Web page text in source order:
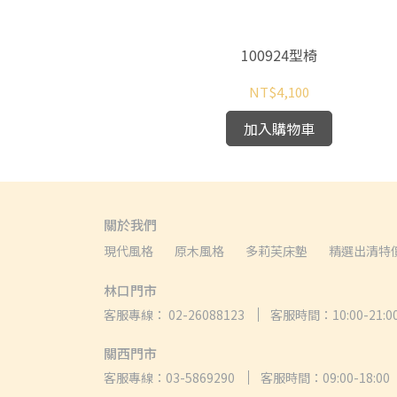
100924型椅
NT$4,100
加入購物車
關於我們
現代風格 原木風格 多莉芙床墊 精選出清特
林口門市
客服專線： 02-26088123 客服時間：10:00-
關西門市
客服專線：03-5869290 客服時間：09:00-18:00